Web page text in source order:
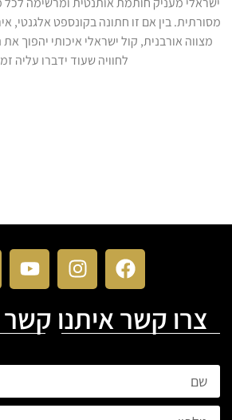
מסורתית. בין אם זו חתונה בקונספט אלגנטי,
מצווה אורבנית, קול ישראלי איכותי יהפוך
לחוויה שעוד ידברו עליה
צרו קשר איתנו